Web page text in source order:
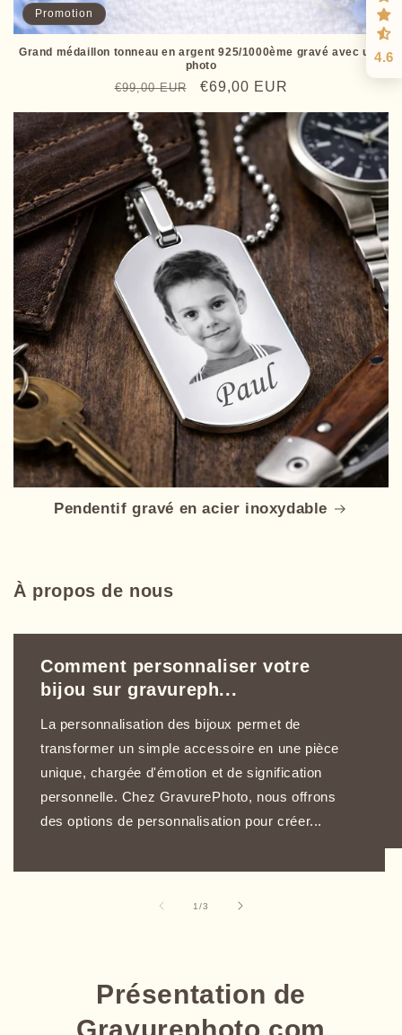
Promotion
Grand médaillon tonneau en argent 925/1000ème gravé avec une
photo
Prix
€99,00 EUR
Prix
€69,00 EUR
Pendentif gravé en acier inoxydable
À propos de nous
Comment personnaliser votre
bijou sur gravureph...
La personnalisation des bijoux permet de
transformer un simple accessoire en une pièce
unique, chargée d'émotion et de signification
personnelle. Chez GravurePhoto, nous offrons
des options de personnalisation pour créer...
1/de
3
Présentation de
4.6